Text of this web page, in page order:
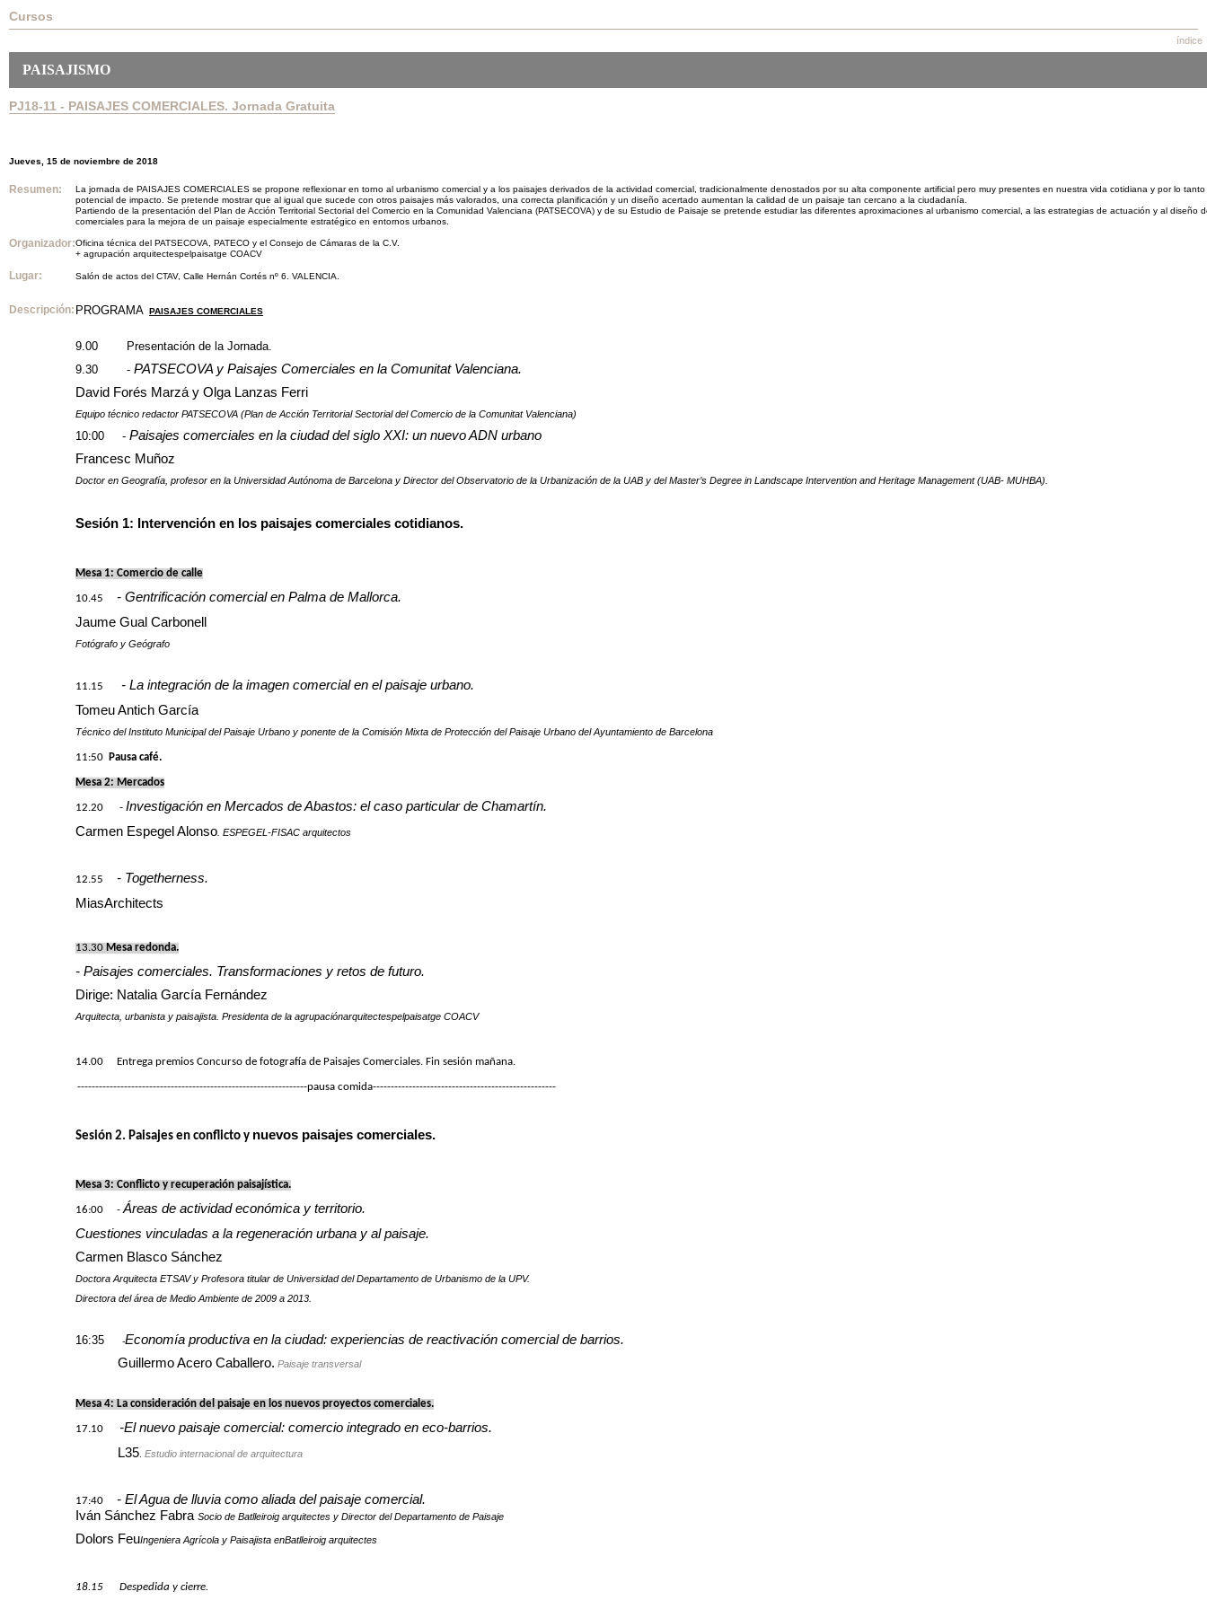
Cursos
índice
PAISAJISMO
PJ18-11 - PAISAJES COMERCIALES. Jornada Gratuita
Jueves, 15 de noviembre de 2018
Resumen:
La jornada de PAISAJES COMERCIALES se propone reflexionar en torno al urbanismo comercial y a los paisajes derivados de la actividad comercial, tradicionalmente denostados por su alta componente artificial pero muy presentes en nuestra vida cotidiana y por lo
potencial de impacto. Se pretende mostrar que al igual que sucede con otros paisajes más valorados, una correcta planificación y un diseño acertado aumentan la calidad de un paisaje tan cercano a la ciudadanía.
Partiendo de la presentación del Plan de Acción Territorial Sectorial del Comercio en la Comunidad Valenciana (PATSECOVA) y de su Estudio de Paisaje se pretende estudiar las diferentes aproximaciones al urbanismo comercial, a las estrategias de actuación y al diseño
comerciales para la mejora de un paisaje especialmente estratégico en entornos urbanos.
Organizador:Oficina técnica del PATSECOVA, PATECO y el Consejo de Cámaras de la C.V.
+ agrupación arquitectespelpaisatge COACV
Lugar: Salón de actos del CTAV, Calle Hernán Cortés nº 6. VALENCIA.
Descripción: PROGRAMA PAISAJES COMERCIALES
9.00 Presentación de la Jornada.
9.30 - PATSECOVA y Paisajes Comerciales en la Comunitat Valenciana.
David Forés Marzá y Olga Lanzas Ferri
Equipo técnico redactor PATSECOVA (Plan de Acción Territorial Sectorial del Comercio de la Comunitat Valenciana)
10:00 - Paisajes comerciales en la ciudad del siglo XXI: un nuevo ADN urbano
Francesc Muñoz
Doctor en Geografía, profesor en la Universidad Autónoma de Barcelona y Director del Observatorio de la Urbanización de la UAB y del Master’s Degree in Landscape Intervention and Heritage Management (UAB- MUHBA).
Sesión 1: Intervención en los paisajes comerciales cotidianos.
Mesa 1: Comercio de calle
10.45 - Gentrificación comercial en Palma de Mallorca.
Jaume Gual Carbonell
Fotógrafo y Geógrafo
11.15
- La integración de la imagen comercial en el paisaje urbano.
Tomeu Antich García
Técnico del Instituto Municipal del Paisaje Urbano y ponente de la Comisión Mixta de Protección del Paisaje Urbano del Ayuntamiento de Barcelona
11:50 Pausa café.
Mesa 2: Mercados
12.20 - Investigación en Mercados de Abastos: el caso particular de Chamartín.
Carmen Espegel Alonso . ESPEGEL-FISAC arquitectos
12.55 - Togetherness.
MiasArchitects
13.30 Mesa redonda.
- Paisajes comerciales. Transformaciones y retos de futuro.
Dirige: Natalia García Fernández
Arquitecta, urbanista y paisajista. Presidenta de la agrupaciónarquitectespelpaisatge COACV
14.00 Entrega premios Concurso de fotografía de Paisajes Comerciales. Fin sesión mañana.
----------------------------------------------------------------pausa comida---------------------------------------------------
Sesión 2. Paisajes en conflicto y nuevos paisajes comerciales.
Mesa 3: Conflicto y recuperación paisajística.
16:00 -Áreas de actividad económica y territorio.
Cuestiones vinculadas a la regeneración urbana y al paisaje.
Carmen Blasco Sánchez
Doctora Arquitecta ETSAV y Profesora titular de Universidad del Departamento de Urbanismo de la UPV.
Directora del área de Medio Ambiente de 2009 a 2013.
16:35 -Economía productiva en la ciudad: experiencias de reactivación comercial de barrios.
Guillermo Acero Caballero. Paisaje transversal
Mesa 4: La consideración del paisaje en los nuevos proyectos comerciales.
17.10 -El nuevo paisaje comercial: comercio integrado en eco-barrios.
L35 .Estudio internacional de arquitectura
17:40 - El Agua de lluvia como aliada del paisaje comercial.
Iván Sánchez Fabra Socio de Batlleiroig arquitectes y Director del Departamento de Paisaje
Dolors FeuIngeniera Agrícola y Paisajista enBatlleiroig arquitectes
18.15 Despedida y cierre.